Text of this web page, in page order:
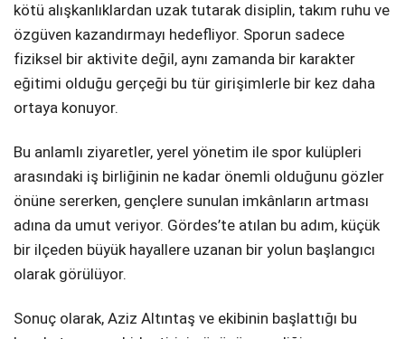
kötü alışkanlıklardan uzak tutarak disiplin, takım ruhu ve
özgüven kazandırmayı hedefliyor. Sporun sadece
fiziksel bir aktivite değil, aynı zamanda bir karakter
eğitimi olduğu gerçeği bu tür girişimlerle bir kez daha
ortaya konuyor.
Bu anlamlı ziyaretler, yerel yönetim ile spor kulüpleri
arasındaki iş birliğinin ne kadar önemli olduğunu gözler
önüne sererken, gençlere sunulan imkânların artması
adına da umut veriyor. Gördes’te atılan bu adım, küçük
bir ilçeden büyük hayallere uzanan bir yolun başlangıcı
olarak görülüyor.
Sonuç olarak, Aziz Altıntaş ve ekibinin başlattığı bu